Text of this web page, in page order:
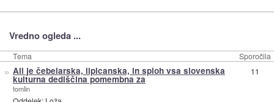
Vredno ogleda ...
Tema Sporočila
» Ali je čebelarska, lipicanska, in sploh vsa slovenska
kulturna dediščina pomembna za
tomlin
11